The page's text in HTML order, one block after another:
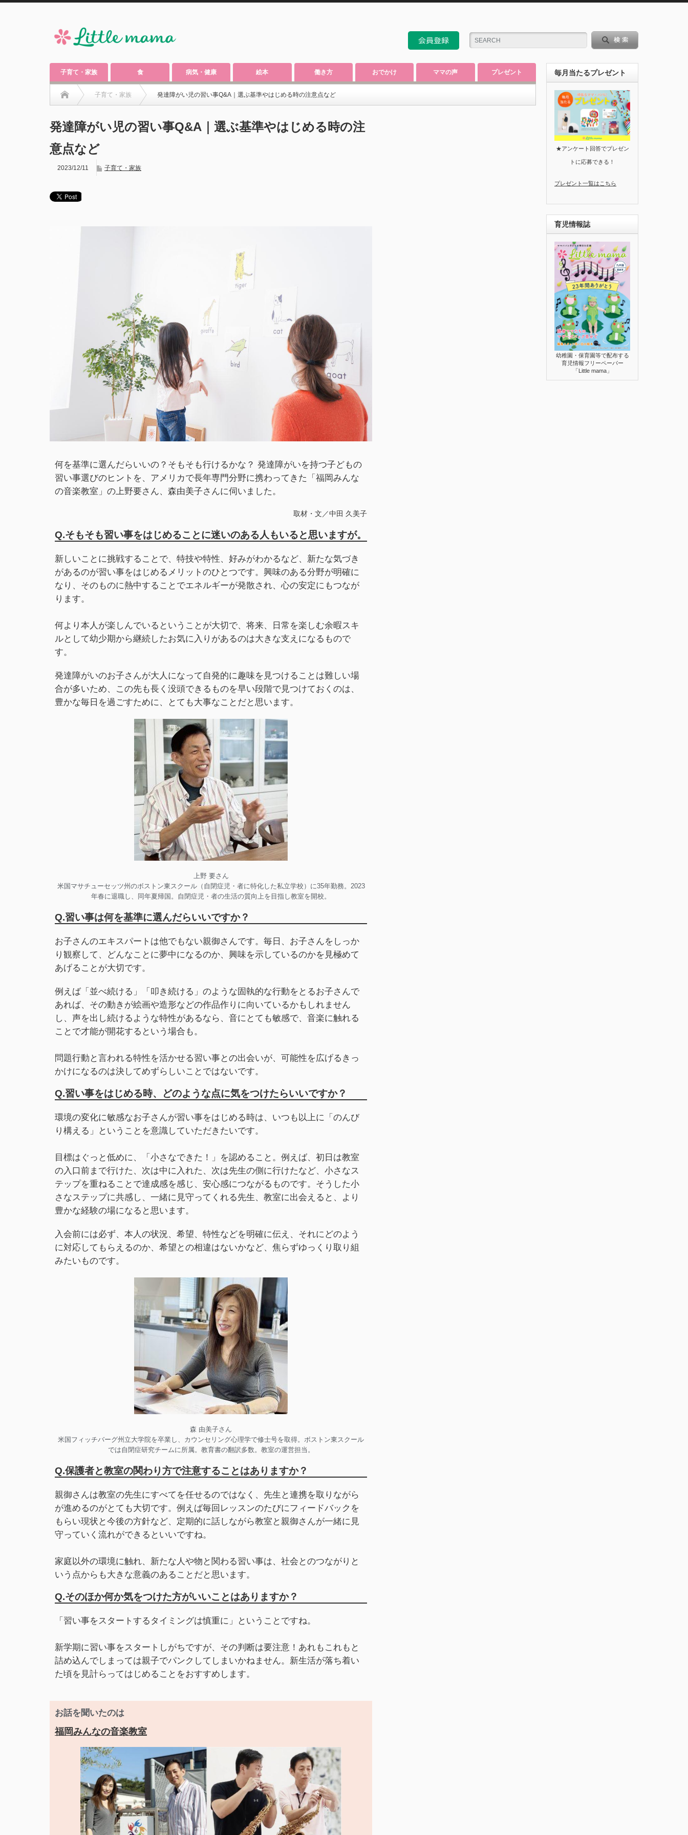
子育て・家族 食 病気・健康 絵本 働き方 おでかけ ママの声 プレゼント
子育て・家族 発達障がい児の習い事Q&A｜選ぶ基準やはじめる時の注意点など
発達障がい児の習い事Q&A｜選ぶ基準やはじめる時の注
意点など
2023/12/11 子育て・家族
何を基準に選んだらいいの？そもそも行けるかな？ 発達障がいを持つ子どもの
習い事選びのヒントを、アメリカで長年専門分野に携わってきた「福岡みんな
の音楽教室」の上野要さん、森由美子さんに伺いました。
取材・文／中田 久美子
Q.そもそも習い事をはじめることに迷いのある人もいると思いますが。
新しいことに挑戦することで、特技や特性、好みがわかるなど、新たな気づき
があるのが習い事をはじめるメリットのひとつです。興味のある分野が明確に
なり、そのものに熱中することでエネルギーが発散され、心の安定にもつなが
ります。
何より本人が楽しんでいるということが大切で、将来、日常を楽しむ余暇スキ
ルとして幼少期から継続したお気に入りがあるのは大きな支えになるもので
す。
発達障がいのお子さんが大人になって自発的に趣味を見つけることは難しい場
合が多いため、この先も長く没頭できるものを早い段階で見つけておくのは、
豊かな毎日を過ごすために、とても大事なことだと思います。
上野 要さん
米国マサチューセッツ州のボストン東スクール（自閉症児・者に特化した私立学校）に35年勤務。2023
年春に退職し、同年夏帰国。自閉症児・者の生活の質向上を目指し教室を開校。
Q.習い事は何を基準に選んだらいいですか？
お子さんのエキスパートは他でもない親御さんです。毎日、お子さんをしっか
り観察して、どんなことに夢中になるのか、興味を示しているのかを見極めて
あげることが大切です。
例えば「並べ続ける」「叩き続ける」のような固執的な行動をとるお子さんで
あれば、その動きが絵画や造形などの作品作りに向いているかもしれません
し、声を出し続けるような特性があるなら、音にとても敏感で、音楽に触れる
ことで才能が開花するという場合も。
問題行動と言われる特性を活かせる習い事との出会いが、可能性を広げるきっ
かけになるのは決してめずらしいことではないです。
Q.習い事をはじめる時、どのような点に気をつけたらいいですか？
環境の変化に敏感なお子さんが習い事をはじめる時は、いつも以上に「のんび
り構える」ということを意識していただきたいです。
目標はぐっと低めに、「小さなできた！」を認めること。例えば、初日は教室
の入口前まで行けた、次は中に入れた、次は先生の側に行けたなど、小さなス
テップを重ねることで達成感を感じ、安心感につながるものです。そうした小
さなステップに共感し、一緒に見守ってくれる先生、教室に出会えると、より
豊かな経験の場になると思います。
入会前には必ず、本人の状況、希望、特性などを明確に伝え、それにどのよう
に対応してもらえるのか、希望との相違はないかなど、焦らずゆっくり取り組
みたいものです。
森 由美子さん
米国フィッチバーグ州立大学院を卒業し、カウンセリング心理学で修士号を取得。ボストン東スクール
では自閉症研究チームに所属。教育書の翻訳多数。教室の運営担当。
Q.保護者と教室の関わり方で注意することはありますか？
親御さんは教室の先生にすべてを任せるのではなく、先生と連携を取りながら
が進めるのがとても大切です。例えば毎回レッスンのたびにフィードバックを
もらい現状と今後の方針など、定期的に話しながら教室と親御さんが一緒に見
守っていく流れができるといいですね。
家庭以外の環境に触れ、新たな人や物と関わる習い事は、社会とのつながりと
いう点からも大きな意義のあることだと思います。
Q.そのほか何か気をつけた方がいいことはありますか？
「習い事をスタートするタイミングは慎重に」ということですね。
新学期に習い事をスタートしがちですが、その判断は要注意！あれもこれもと
詰め込んでしまっては親子でパンクしてしまいかねません。新生活が落ち着い
た頃を見計らってはじめることをおすすめします。
お話を聞いたのは
福岡みんなの音楽教室
毎月当たるプレゼント
★アンケート回答でプレゼン
トに応募できる！
プレゼント一覧はこちら
育児情報誌
幼稚園・保育園等で配布する
育児情報フリーペーパー
「Little mama」